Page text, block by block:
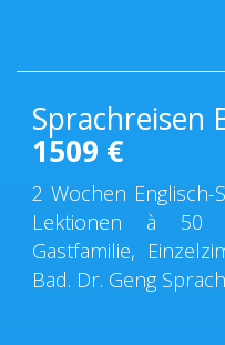
Sprachreisen
1509 €
2 Wochen
Lektionen à 50
Gastfamilie,
Bad. Dr. Geng